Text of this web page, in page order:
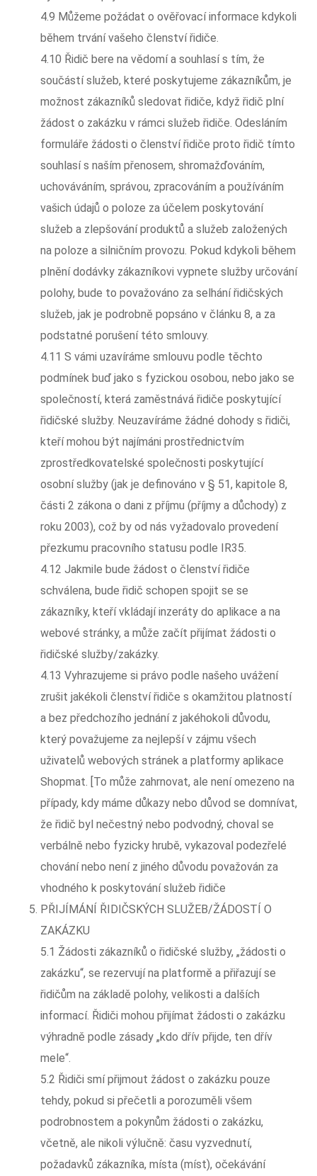
4.9 Můžeme požádat o ověřovací informace kdykoli
během trvání vašeho členství řidiče.
4.10 Řidič bere na vědomí a souhlasí s tím, že
součástí služeb, které poskytujeme zákazníkům, je
možnost zákazníků sledovat řidiče, když řidič plní
žádost o zakázku v rámci služeb řidiče. Odesláním
formuláře žádosti o členství řidiče proto řidič tímto
souhlasí s naším přenosem, shromažďováním,
uchováváním, správou, zpracováním a používáním
vašich údajů o poloze za účelem poskytování
služeb a zlepšování produktů a služeb založených
na poloze a silničním provozu. Pokud kdykoli během
plnění dodávky zákazníkovi vypnete služby určování
polohy, bude to považováno za selhání řidičských
služeb, jak je podrobně popsáno v článku 8, a za
podstatné porušení této smlouvy.
4.11 S vámi uzavíráme smlouvu podle těchto
podmínek buď jako s fyzickou osobou, nebo jako se
společností, která zaměstnává řidiče poskytující
řidičské služby. Neuzavíráme žádné dohody s řidiči,
kteří mohou být najímáni prostřednictvím
zprostředkovatelské společnosti poskytující
osobní služby (jak je definováno v § 51, kapitole 8,
části 2 zákona o dani z příjmu (příjmy a důchody) z
roku 2003), což by od nás vyžadovalo provedení
přezkumu pracovního statusu podle IR35.
4.12 Jakmile bude žádost o členství řidiče
schválena, bude řidič schopen spojit se se
zákazníky, kteří vkládají inzeráty do aplikace a na
webové stránky, a může začít přijímat žádosti o
řidičské služby/zakázky.
4.13 Vyhrazujeme si právo podle našeho uvážení
zrušit jakékoli členství řidiče s okamžitou platností
a bez předchozího jednání z jakéhokoli důvodu,
který považujeme za nejlepší v zájmu všech
uživatelů webových stránek a platformy aplikace
Shopmat. [To může zahrnovat, ale není omezeno na
případy, kdy máme důkazy nebo důvod se domnívat,
že řidič byl nečestný nebo podvodný, choval se
verbálně nebo fyzicky hrubě, vykazoval podezřelé
chování nebo není z jiného důvodu považován za
vhodného k poskytování služeb řidiče
PŘIJÍMÁNÍ ŘIDIČSKÝCH SLUŽEB/ŽÁDOSTÍ O
ZAKÁZKU
5.1 Žádosti zákazníků o řidičské služby, „žádosti o
zakázku“, se rezervují na platformě a přiřazují se
řidičům na základě polohy, velikosti a dalších
informací. Řidiči mohou přijímat žádosti o zakázku
výhradně podle zásady „kdo dřív přijde, ten dřív
mele“.
5.2 Řidiči smí přijmout žádost o zakázku pouze
tehdy, pokud si přečetli a porozuměli všem
podrobnostem a pokynům žádosti o zakázku,
včetně, ale nikoli výlučně: času vyzvednutí,
požadavků zákazníka, místa (míst), očekávání